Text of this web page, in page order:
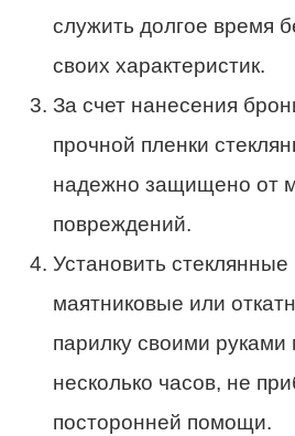
служить долгое время
своих характеристик.
За счет нанесения
прочной пленки
надежно защищено от
повреждений.
Установить
маятниковые или
парилку своими
несколько часов, не
посторонней помощи.